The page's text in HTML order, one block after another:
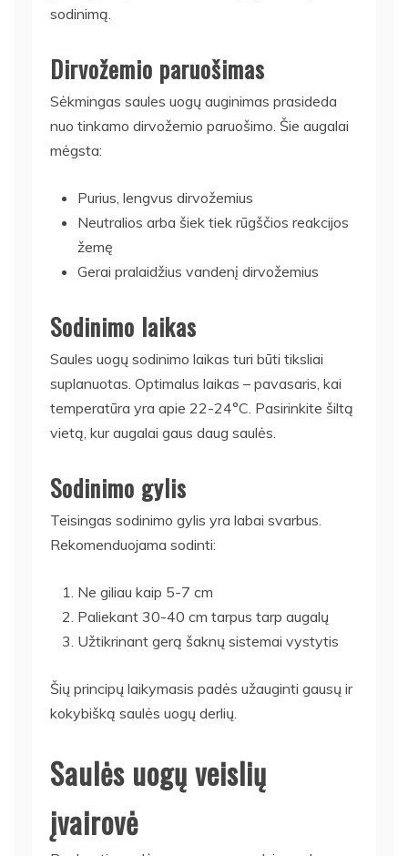
sodinimą.
Dirvožemio paruošimas
Sėkmingas saules uogų auginimas prasideda
nuo tinkamo dirvožemio paruošimo. Šie augalai
mėgsta:
Purius, lengvus dirvožemius
Neutralios arba šiek tiek rūgščios reakcijos
žemę
Gerai pralaidžius vandenį dirvožemius
Sodinimo laikas
Saules uogų sodinimo laikas turi būti tiksliai
suplanuotas. Optimalus laikas – pavasaris, kai
temperatūra yra apie 22-24°C. Pasirinkite šiltą
vietą, kur augalai gaus daug saulės.
Sodinimo gylis
Teisingas sodinimo gylis yra labai svarbus.
Rekomenduojama sodinti:
Ne giliau kaip 5-7 cm
Paliekant 30-40 cm tarpus tarp augalų
Užtikrinant gerą šaknų sistemai vystytis
Šių principų laikymasis padės užauginti gausų ir
kokybišką saulės uogų derlių.
Saulės uogų veislių
įvairovė